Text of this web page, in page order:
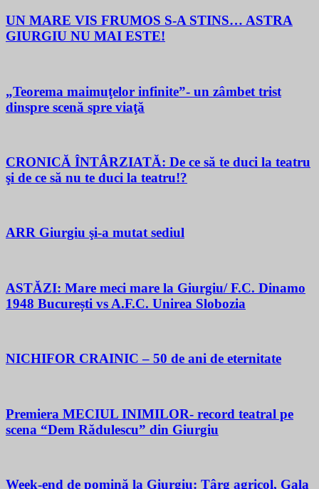
UN MARE VIS FRUMOS S-A STINS… ASTRA
GIURGIU NU MAI ESTE!
„Teorema maimuţelor infinite”- un zâmbet trist
dinspre scenă spre viaţă
CRONICĂ ÎNTÂRZIATĂ: De ce să te duci la teatru
şi de ce să nu te duci la teatru!?
ARR Giurgiu şi-a mutat sediul
ASTĂZI: Mare meci mare la Giurgiu/ F.C. Dinamo
1948 București vs A.F.C. Unirea Slobozia
NICHIFOR CRAINIC – 50 de ani de eternitate
Premiera MECIUL INIMILOR- record teatral pe
scena “Dem Rădulescu” din Giurgiu
Week-end de pomină la Giurgiu: Târg agricol, Gala